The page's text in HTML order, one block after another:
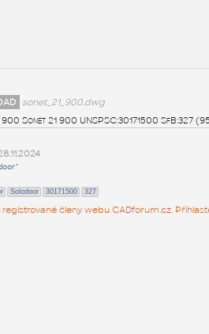
sonet_21_900.dwg
900 Sonet 21 900 UNSPSC:30171500 SfB:327
Solodoor 30171500 327
registrované členy webu CADforum.cz.